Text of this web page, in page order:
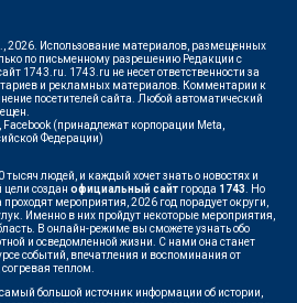
2026. Использование материалов, размещенных
по письменному разрешению Редакции с
1743.ru. 1743.ru не несет ответственности за
и рекламных материалов. Комментарии к
посетителей сайта. Любой автоматический
(принадлежат корпорации Meta,
Федерации)
тысяч людей, и каждый хочет знать о новостях и
цели создан официальный сайт города 1743 . Но
мероприятия, 2026 год порадует округи,
Именно в них пройдут некоторые мероприятия,
В онлайн-режиме вы сможете узнать обо
и осведомленной жизни. С нами она станет
событий, впечатления и воспоминания от
теплом.
большой источник информации об истории,